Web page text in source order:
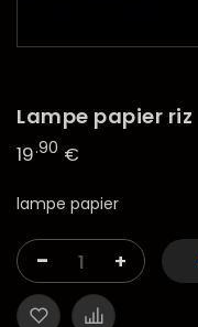
Lampe papier riz
19.90 €
lampe papier
- +